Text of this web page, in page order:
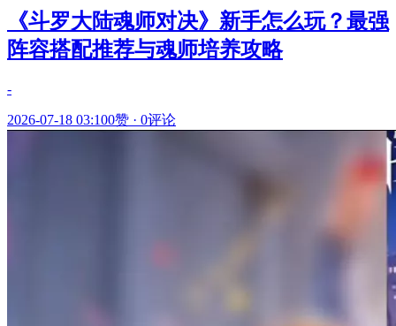
《斗罗大陆魂师对决》新手怎么玩？最强
阵容搭配推荐与魂师培养攻略
-
2026-07-18 03:100赞 · 0评论